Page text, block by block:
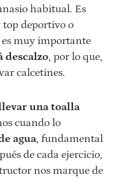
habitual. Es
top deportivo o
es muy importante
descalzo, por lo que,
calcetines.
una toalla
cuando lo
agua, fundamental
de cada ejercicio,
nos marque de